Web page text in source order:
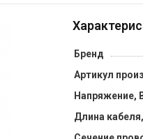
Бренд
Артикул
Напряжение,
Длина